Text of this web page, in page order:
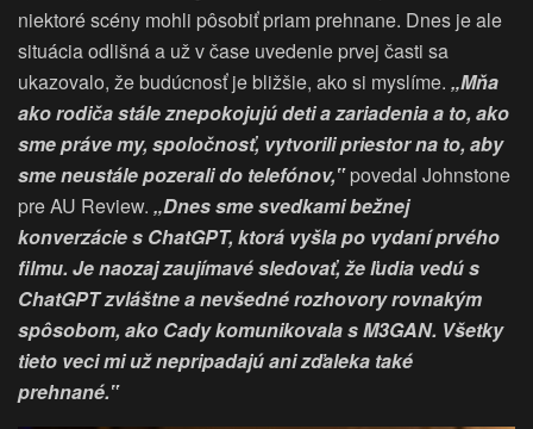
niektoré scény mohli pôsobiť priam prehnane. Dnes je ale
situácia odlišná a už v čase uvedenie prvej časti sa
ukazovalo, že budúcnosť je bližšie, ako si myslíme. „Mňa
ako rodiča stále znepokojujú deti a zariadenia a to, ako
sme práve my, spoločnosť, vytvorili priestor na to, aby
sme neustále pozerali do telefónov,‟povedal Johnstone
pre AU Review. „Dnes sme svedkami bežnej
konverzácie s ChatGPT, ktorá vyšla po vydaní prvého
filmu. Je naozaj zaujímavé sledovať, že ľudia vedú s
ChatGPT zvláštne a nevšedné rozhovory rovnakým
spôsobom, ako Cady komunikovala s M3GAN. Všetky
tieto veci mi už nepripadajú ani zďaleka také
prehnané.‟